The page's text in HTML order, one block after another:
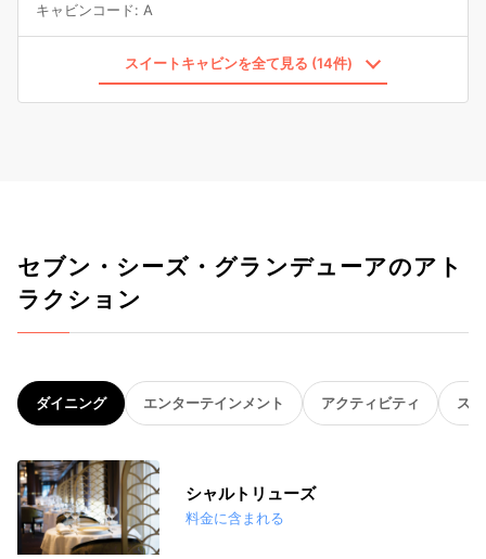
キャビンコード: A
スイートキャビンを全て見る (14件)
セブン・シーズ・グランデューアのアト
ラクション
ダイニング エンターテインメント アクティビティ ス
シャルトリューズ
料金に含まれる